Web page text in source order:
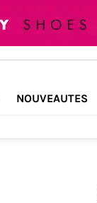
NOUVEAUTES